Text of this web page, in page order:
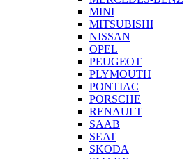
MINI
MITSUBISHI
NISSAN
OPEL
PEUGEOT
PLYMOUTH
PONTIAC
PORSCHE
RENAULT
SAAB
SEAT
SKODA